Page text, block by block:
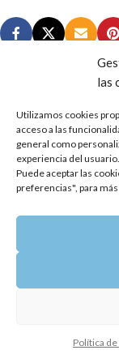
las
Utilizamos cookies
acceso a las
general como
experiencia del usuario.
Puede aceptar las
preferencias", para
Política
Política de